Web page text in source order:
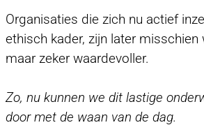
Organisaties die zich nu actief
ethisch kader, zijn later misschien
maar zeker waardevoller.
Zo, nu kunnen we dit lastige
door met de waan van de dag.